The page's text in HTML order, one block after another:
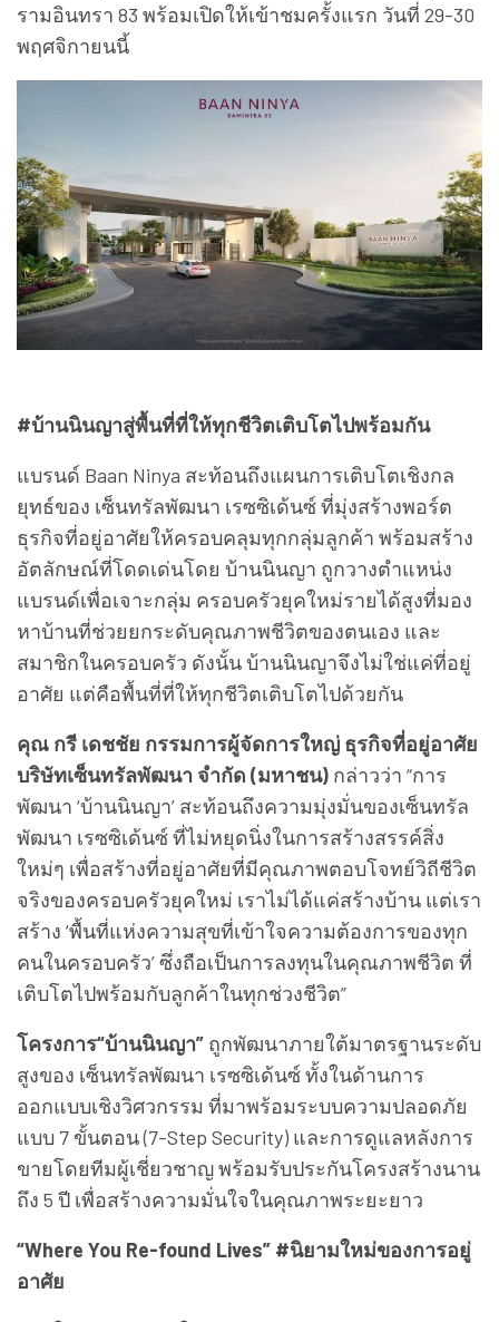
รามอินทรา 83 พร้อมเปิดให้เข้าชมครั้งแรก วันที่ 29-30
พฤศจิกายนนี้
#บ้านนินญาสู่พื้นที่ที่ให้ทุกชีวิตเติบโตไปพร้อมกัน
แบรนด์ Baan Ninya สะท้อนถึงแผนการเติบโตเชิงกล
ยุทธ์ของ เซ็นทรัลพัฒนา เรซซิเด้นซ์ ที่มุ่งสร้างพอร์ต
ธุรกิจที่อยู่อาศัยให้ครอบคลุมทุกกลุ่มลูกค้า พร้อมสร้าง
อัตลักษณ์ที่โดดเด่นโดย บ้านนินญา ถูกวางตำแหน่ง
แบรนด์เพื่อเจาะกลุ่ม ครอบครัวยุคใหม่รายได้สูงที่มอง
หาบ้านที่ช่วยยกระดับคุณภาพชีวิตของตนเอง และ
สมาชิกในครอบครัว ดังนั้น บ้านนินญาจึงไม่ใช่แค่ที่อยู่
อาศัย แต่คือพื้นที่ที่ให้ทุกชีวิตเติบโตไปด้วยกัน
คุณ กรี เดชชัย กรรมการผู้จัดการใหญ่ ธุรกิจที่อยู่อาศัย
บริษัทเซ็นทรัลพัฒนา จำกัด (มหาชน) กล่าวว่า “การ
พัฒนา ‘บ้านนินญา’ สะท้อนถึงความมุ่งมั่นของเซ็นทรัล
พัฒนา เรซซิเด้นซ์ ที่ไม่หยุดนิ่งในการสร้างสรรค์สิ่ง
ใหม่ๆ เพื่อสร้างที่อยู่อาศัยที่มีคุณภาพตอบโจทย์วิถีชีวิต
จริงของครอบครัวยุคใหม่ เราไม่ได้แค่สร้างบ้าน แต่เรา
สร้าง ‘พื้นที่แห่งความสุขที่เข้าใจความต้องการของทุก
คนในครอบครัว’ ซึ่งถือเป็นการลงทุนในคุณภาพชีวิต ที่
เติบโตไปพร้อมกับลูกค้าในทุกช่วงชีวิต”
โครงการ“บ้านนินญา” ถูกพัฒนาภายใต้มาตรฐานระดับ
สูงของ เซ็นทรัลพัฒนา เรซซิเด้นซ์ ทั้งในด้านการ
ออกแบบเชิงวิศวกรรม ที่มาพร้อมระบบความปลอดภัย
แบบ 7 ขั้นตอน (7-Step Security) และการดูแลหลังการ
ขายโดยทีมผู้เชี่ยวชาญ พร้อมรับประกันโครงสร้างนาน
ถึง 5 ปี เพื่อสร้างความมั่นใจในคุณภาพระยะยาว
“Where You Re-found Lives” #นิยามใหม่ของการอยู่
อาศัย